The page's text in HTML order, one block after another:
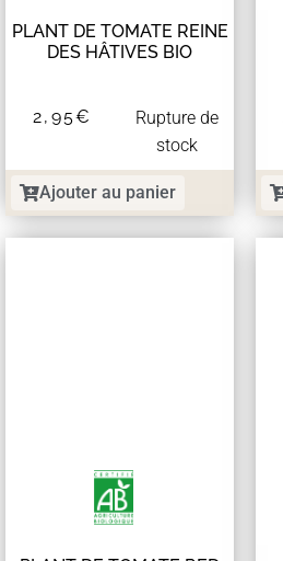
PLANT DE TOMATE REINE
DES HÂTIVES BIO
2,95€
Rupture de
stock
Ajouter au panier